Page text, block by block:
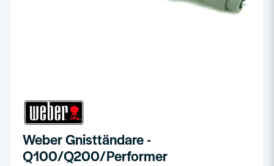
Weber Gnisttändare -
Q100/Q200/Performer